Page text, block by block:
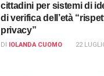
cittadini per sistemi di
di verifica dell’età
privacy”
DI IOLANDA CUOMO 22